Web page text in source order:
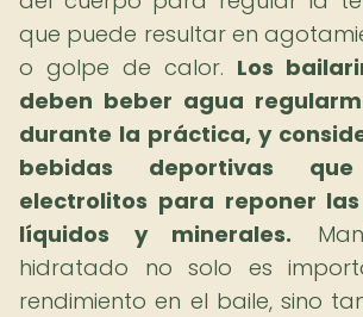
que puede resultar en
o golpe de calor. Los
deben beber agua
durante la práctica, y
bebidas deportivas que
electrolitos para reponer
líquidos y minerales.
hidratado no solo es
rendimiento en el baile, sino